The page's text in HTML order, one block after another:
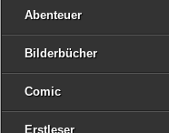
Abenteuer
Bilderbücher
Comic
Erstleser